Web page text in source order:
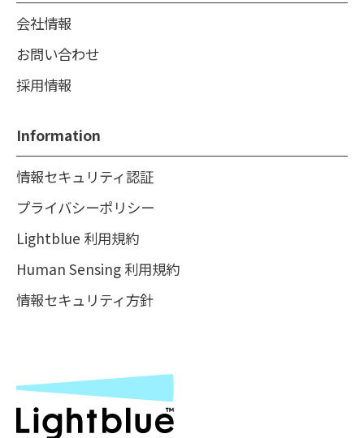
会社情報
お問い合わせ
採用情報
Information
情報セキュリティ認証
プライバシーポリシー
Lightblue 利用規約
Human Sensing 利用規約
情報セキュリティ方針